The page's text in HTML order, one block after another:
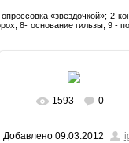
«звездочкой»;
8- основание гильзы; 9 -
1593 0
Добавлено09.03.2012